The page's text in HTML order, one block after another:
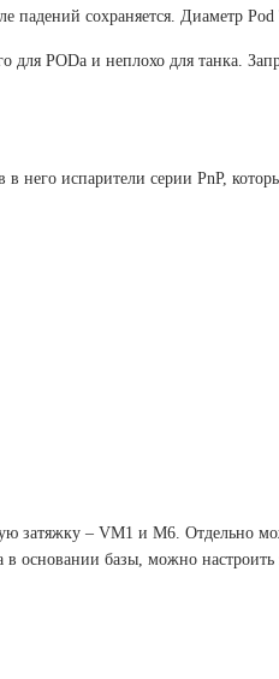
падений сохраняется. Диаметр
для PODа и неплохо для танка.
него испарители серии PnP,
затяжку – VM1 и M6. Отдельно
основании базы, можно